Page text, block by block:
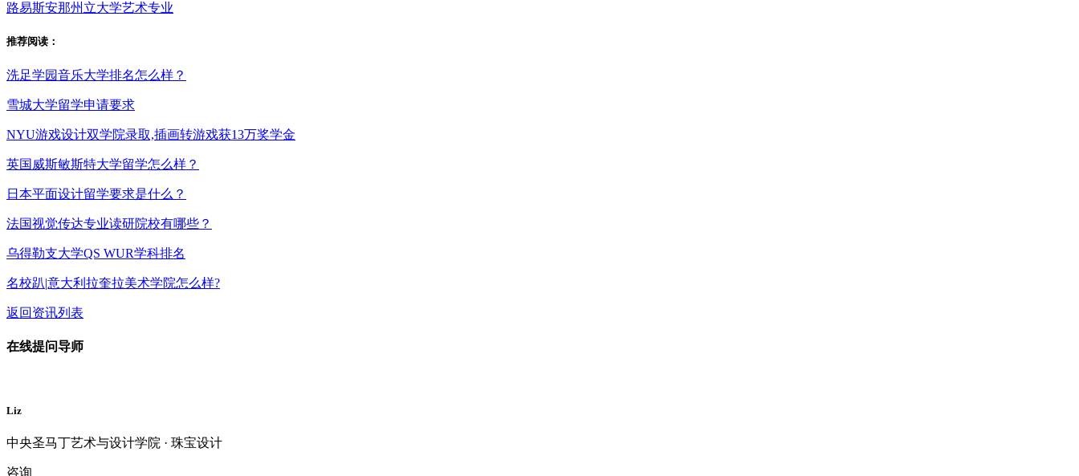
路易斯安那州立大学艺术专业
推荐阅读：
洗足学园音乐大学排名怎么样？
雪城大学留学申请要求
NYU游戏设计双学院录取,插画转游戏获13万奖学金
英国威斯敏斯特大学留学怎么样？
日本平面设计留学要求是什么？
法国视觉传达专业读研院校有哪些？
乌得勒支大学QS WUR学科排名
名校趴|意大利拉奎拉美术学院怎么样?
返回资讯列表
在线提问导师
Liz
中央圣马丁艺术与设计学院 · 珠宝设计
咨询